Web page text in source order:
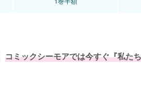
コミックシーモアでは今すぐ『私た